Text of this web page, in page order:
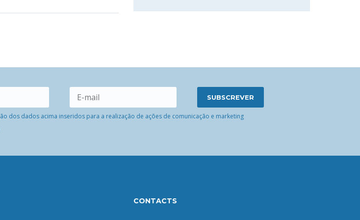
dos dados acima inseridos para a realização de ações de comunicação e marketing
CONTACTS